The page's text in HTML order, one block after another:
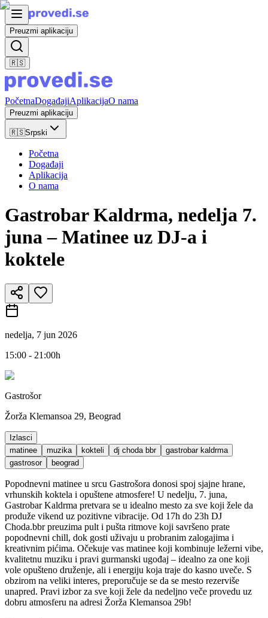
Preuzmi aplikaciju
🇷🇸
PočetnaDogađajiAplikacijaO nama
Preuzmi aplikaciju
🇷🇸Srpski
Početna
Događaji
Aplikacija
O nama
Gastrobar Kaldrma, nedelja 7.
juna – Matinee uz DJ-a i
koktele
nedelja, 7 jun 2026
15:00 - 21:00h
Gastrošor
Žorža Klemansoa 29, Beograd
Izlasci
matinee
muzika kokteli dj choda bbr
gastrobar kaldrma
gastrosor
beograd
Popodnevni matinee u srcu Gastrošora donosi spoj sjajne hrane,
vrhunskih koktela i opuštene atmosfere! U nedelju, 7. juna,
Gastrobar Kaldrma pretvara se u idealno mesto za sve koji žele da
produže vikend uz pozitivne vibracije. Od 17h do 23h DJ
Choda.bbr preuzima pult i pušta ritmove koji savršeno prate
popodnevni chill, dok gosti uživaju u probranim zalogajima i
kreativnim pićima. Očekuje vas matinee koji kombinuje ležerni vibe,
kvalitetnu muziku i pravi gurmanski ugođaj – idealno za one koji
vole opušteno druženje, ali i energiju koja traje do kasno uveče. S
obzirom na veliki interes, preporučuje se da se mesto rezerviše
unapred. Pravi izbor za sve koji žele da nedeljno veče provedu uz
dobru atmosferu na adresi Žorža Klemansoa 29b!